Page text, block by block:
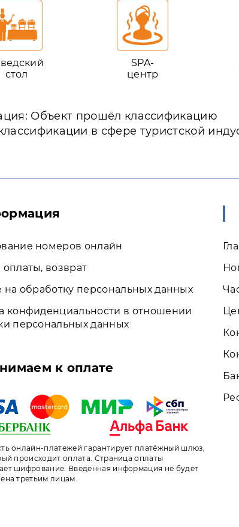
стол
SPA-
центр
Объект прошёл классификацию
в сфере туристской
номеров онлайн
возврат
на обработку персональных данных
конфиденциальности в отношении
персональных данных
к оплате
онлайн-платежей гарантирует платёжный шлюз,
происходит оплата. Страница оплаты
шифрование. Введенная информация не будет
третьим лицам.